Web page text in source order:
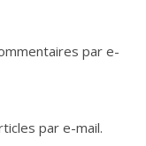
par e-
par e-mail.